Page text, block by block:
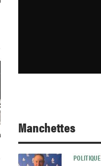
Manchettes
POLITIQUE